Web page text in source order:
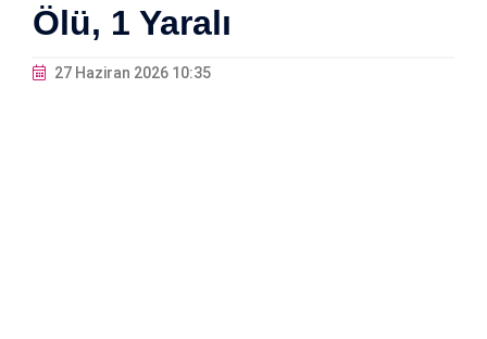
Ölü, 1 Yaralı
27 Haziran 2026 10:35